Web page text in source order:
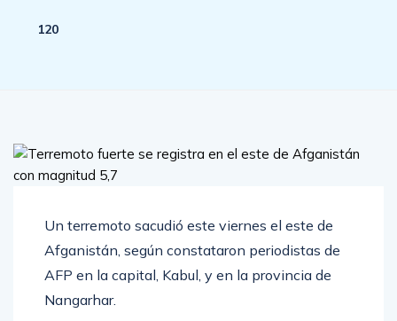
120
Un terremoto sacudió este viernes el este de
Afganistán, según constataron periodistas de
AFP en la capital, Kabul, y en la provincia de
Nangarhar.